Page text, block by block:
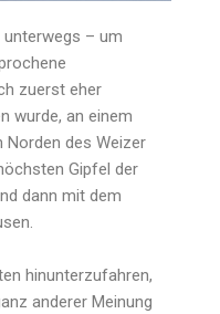
– um
zuerst eher
wurde, an einem
Norden des Weizer
Gipfel der
dann mit dem
hinunterzufahren,
anderer Meinung